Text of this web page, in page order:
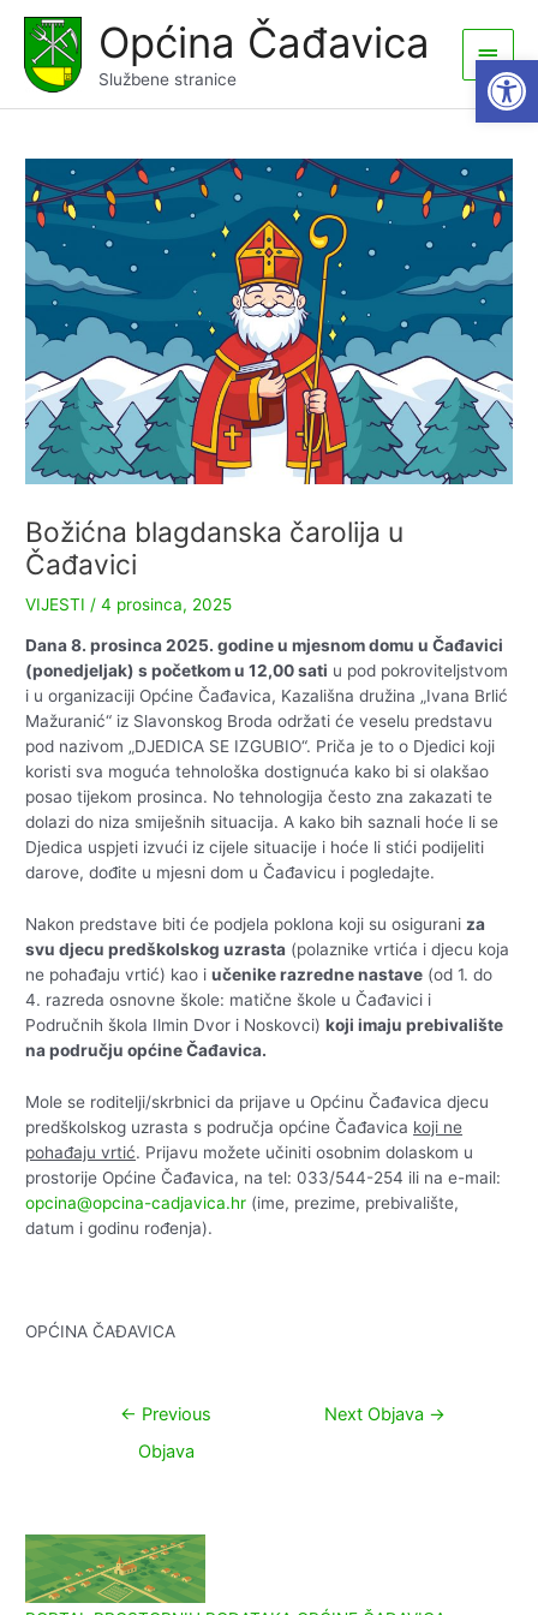
content
Općina Čađavica
Službene stranice
Main
Menu
Božićna blagdanska čarolija u
Čađavici
VIJESTI /4 prosinca, 2025
Dana 8. prosinca 2025. godine u mjesnom domu u Čađavici
(ponedjeljak) s početkom u 12,00 sati u pod pokroviteljstvom
i u organizaciji Općine Čađavica, Kazališna družina „Ivana Brlić
Mažuranić“ iz Slavonskog Broda održati će veselu predstavu
pod nazivom „DJEDICA SE IZGUBIO“. Priča je to o Djedici koji
koristi sva moguća tehnološka dostignuća kako bi si olakšao
posao tijekom prosinca. No tehnologija često zna zakazati te
dolazi do niza smiješnih situacija. A kako bih saznali hoće li se
Djedica uspjeti izvući iz cijele situacije i hoće li stići podijeliti
darove, dođite u mjesni dom u Čađavicu i pogledajte.
Nakon predstave biti će podjela poklona koji su osigurani za
svu djecu predškolskog uzrasta (polaznike vrtića i djecu koja
ne pohađaju vrtić) kao iučenike razredne nastave (od 1. do
4. razreda osnovne škole: matične škole u Čađavici i
Područnih škola Ilmin Dvor i Noskovci)koji imaju prebivalište
na području općine Čađavica.
Mole se roditelji/skrbnici da prijave u Općinu Čađavica djecu
predškolskog uzrasta s područja općine Čađavica koji ne
pohađaju vrtić. Prijavu možete učiniti osobnim dolaskom u
prostorije Općine Čađavica, na tel: 033/544-254 ili na e-mail:
opcina@opcina-cadjavica.hr (ime, prezime, prebivalište,
datum i godinu rođenja).
OPĆINA ČAĐAVICA
Navigacija
← Previous
Objava
Next Objava →